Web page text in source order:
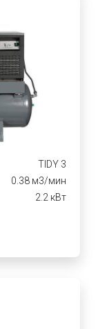
TIDY 3
0.38 м3/мин
2.2 кВт